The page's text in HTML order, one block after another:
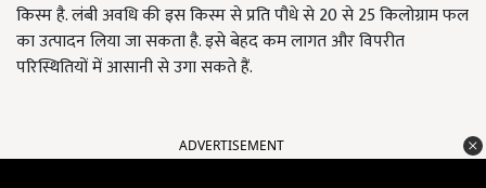
किस्म है. लंबी अवधि की इस किस्म से प्रति पौधे से 20 से 25 किलोग्राम फल
का उत्पादन लिया जा सकता है. इसे बेहद कम लागत और विपरीत
परिस्थितियों में आसानी से उगा सकते हैं.
ADVERTISEMENT